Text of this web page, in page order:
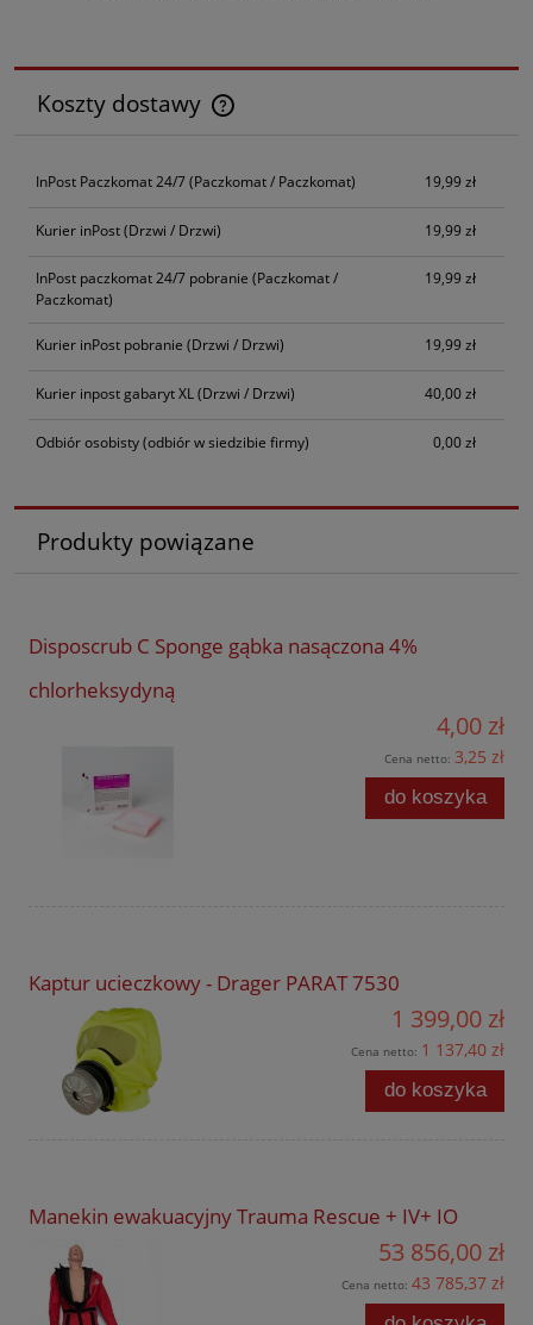
Koszty dostawy
Cena nie zawiera ewentualnych kosztów płatności
InPost Paczkomat 24/7(Paczkomat / Paczkomat) 19,99 zł
Kurier inPost(Drzwi / Drzwi) 19,99 zł
InPost paczkomat 24/7 pobranie (Paczkomat /
Paczkomat)
19,99 zł
Kurier inPost pobranie (Drzwi / Drzwi) 19,99 zł
Kurier inpost gabaryt XL(Drzwi / Drzwi) 40,00 zł
Odbiór osobisty(odbiór w siedzibie firmy) 0,00 zł
Produkty powiązane
Disposcrub C Sponge gąbka nasączona 4%
chlorheksydyną
4,00 zł
Cena netto: 3,25 zł
do koszyka
Kaptur ucieczkowy - Drager PARAT 7530
1 399,00 zł
Cena netto: 1 137,40 zł
do koszyka
Manekin ewakuacyjny Trauma Rescue + IV+ IO
53 856,00 zł
Cena netto: 43 785,37 zł